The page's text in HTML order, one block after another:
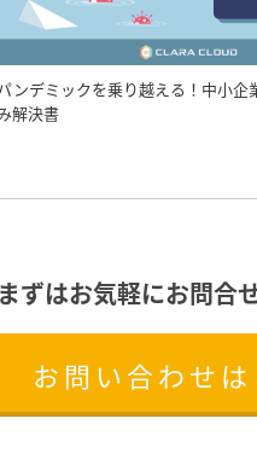
ンデミックを乗り越える！中小企
解決書
まずはお気軽にお問合
お問い合わせは